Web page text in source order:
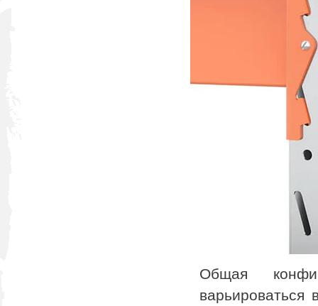
Общая
варьироваться